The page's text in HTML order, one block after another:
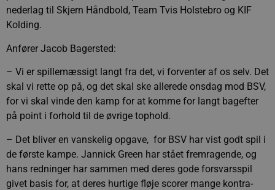
nederlag til Skjern Håndbold, Team Tvis Holstebro og KIF
Kolding.
Anfører Jacob Bagersted:
– Vi er spillemæssigt langt fra det, vi forventer af os selv. Det
skal vi rette op på, og det skal ske allerede onsdag mod BSV,
for vi skal vinde den kamp for at komme for langt bagefter
på point i forhold til de øvrige tophold.
– Det bliver en vanskelig opgave, for BSV har vist godt spil i
de første kampe. Jannick Green har stået fremragende, og
hans redninger har sammen med deres gode forsvarsspil
givet basis for, at deres hurtige fløje scorer mange kontra-